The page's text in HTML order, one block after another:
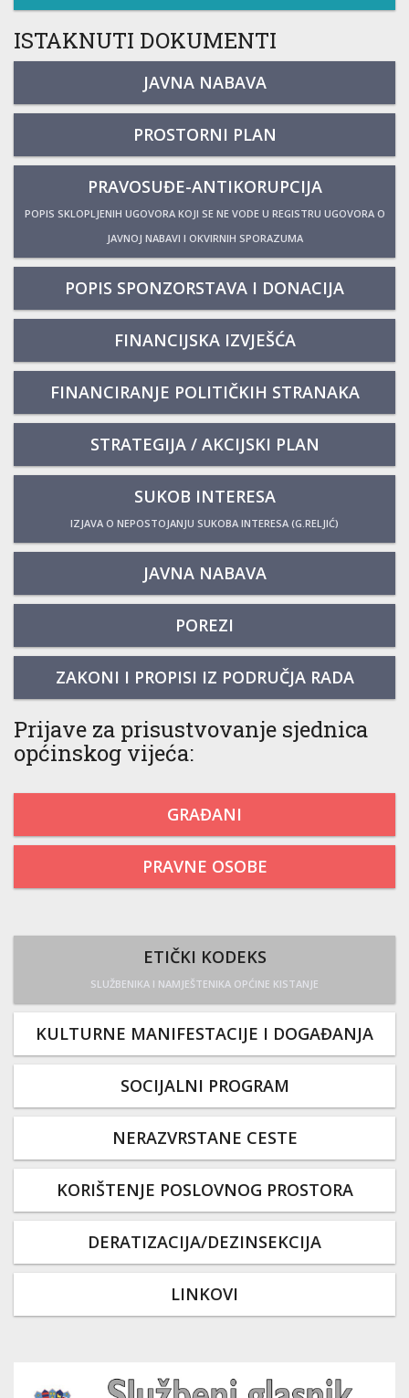
ISTAKNUTI DOKUMENTI
JAVNA NABAVA
PROSTORNI PLAN
PRAVOSUĐE-ANTIKORUPCIJA
POPIS SKLOPLJENIH UGOVORA KOJI SE NE VODE U REGISTRU UGOVORA O
JAVNOJ NABAVI I OKVIRNIH SPORAZUMA
POPIS SPONZORSTAVA I DONACIJA
FINANCIJSKA IZVJEŠĆA
FINANCIRANJE POLITIČKIH STRANAKA
STRATEGIJA / AKCIJSKI PLAN
SUKOB INTERESA
IZJAVA O NEPOSTOJANJU SUKOBA INTERESA (G.RELJIĆ)
JAVNA NABAVA
POREZI
ZAKONI I PROPISI IZ PODRUČJA RADA
Prijave za prisustvovanje sjednica
općinskog vijeća:
GRAĐANI
PRAVNE OSOBE
ETIČKI KODEKS
SLUŽBENIKA I NAMJEŠTENIKA OPĆINE KISTANJE
KULTURNE MANIFESTACIJE I DOGAĐANJA
SOCIJALNI PROGRAM
NERAZVRSTANE CESTE
KORIŠTENJE POSLOVNOG PROSTORA
DERATIZACIJA/DEZINSEKCIJA
LINKOVI